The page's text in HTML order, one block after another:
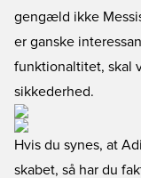
gengæld ikke
er ganske
funktionaltitet, skal
sikkederhed.
Hvis du synes, at
skabet, så har du